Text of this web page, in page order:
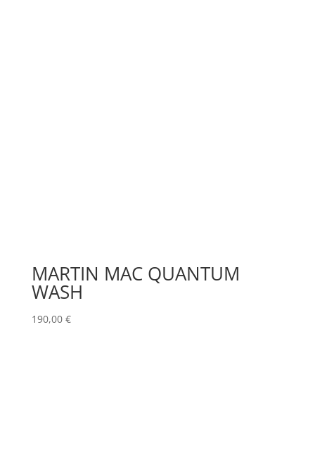
MARTIN MAC QUANTUM
WASH
190,00 €